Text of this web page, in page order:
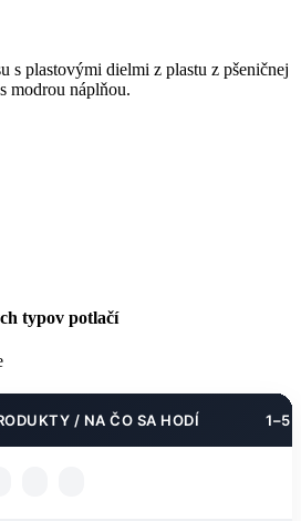
s plastovými dielmi z plastu z pšeničnej
modrou náplňou.
typov potlačí
/ NA ČO SA HODÍ 1–5